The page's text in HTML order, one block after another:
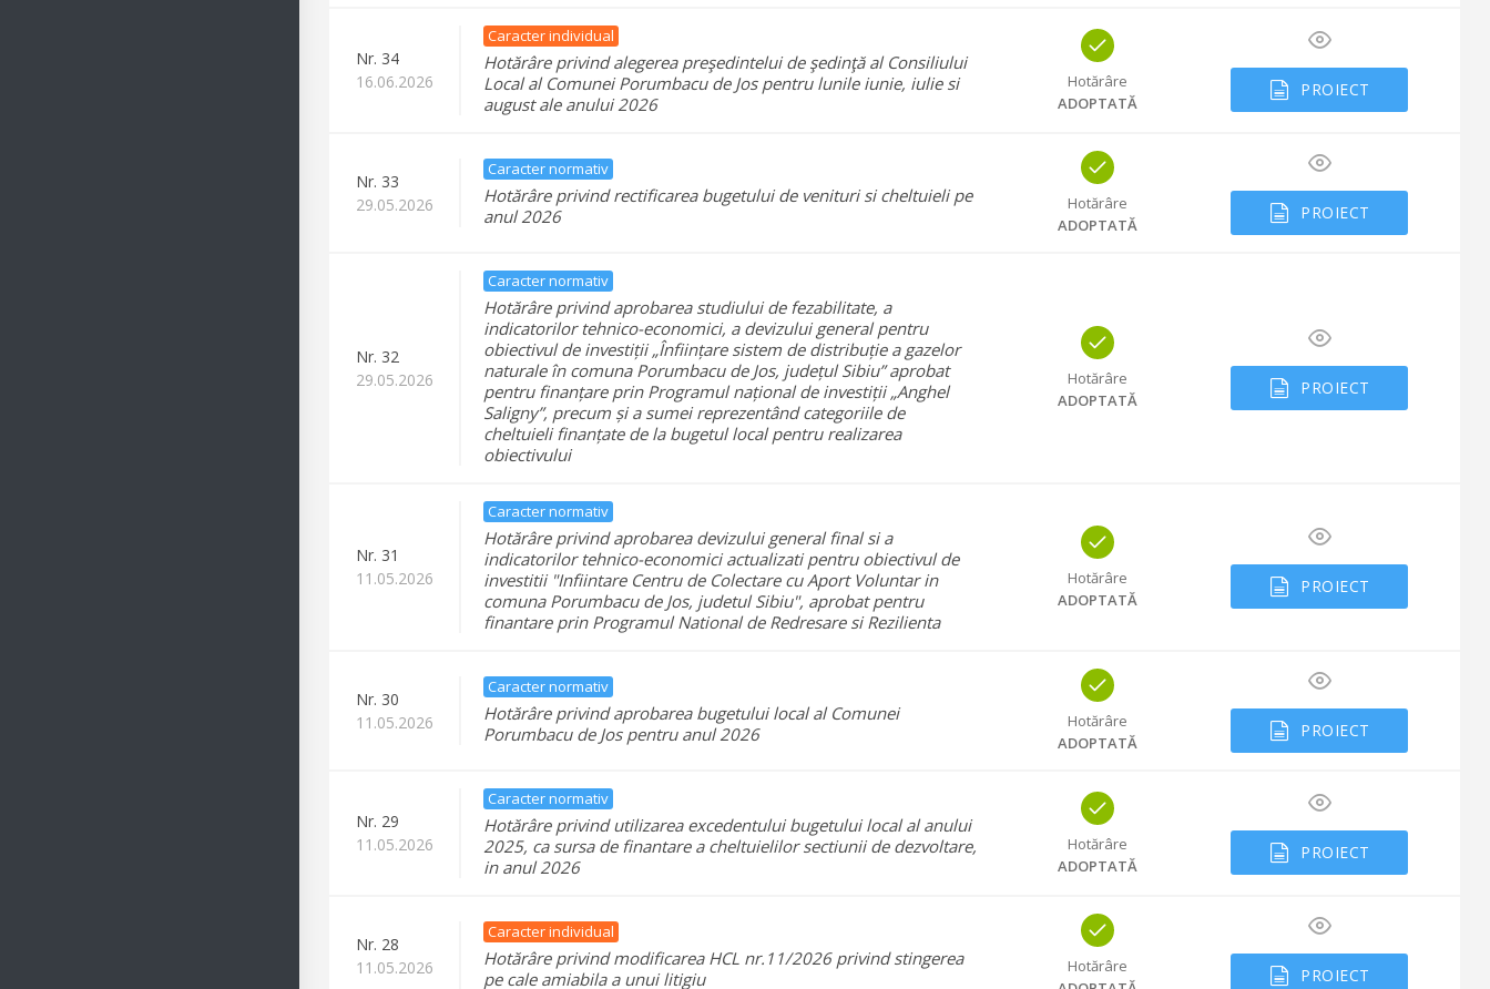
Nr. 34
16.06.2026
Caracter individual
Hotărâre privind alegerea preşedintelui de şedinţă al Consiliului
Local al Comunei Porumbacu de Jos pentru lunile iunie, iulie si
august ale anului 2026
Hotărâre
ADOPTATĂ
PROIECT
Nr. 33
29.05.2026
Caracter normativ
Hotărâre privind rectificarea bugetului de venituri si cheltuieli pe
anul 2026
Hotărâre
ADOPTATĂ
PROIECT
Nr. 32
29.05.2026
Caracter normativ
Hotărâre privind aprobarea studiului de fezabilitate, a
indicatorilor tehnico-economici, a devizului general pentru
obiectivul de investiții „Înființare sistem de distribuție a gazelor
naturale în comuna Porumbacu de Jos, județul Sibiu” aprobat
pentru finanțare prin Programul național de investiții „Anghel
Saligny”, precum și a sumei reprezentând categoriile de
cheltuieli finanțate de la bugetul local pentru realizarea
obiectivului
Hotărâre
ADOPTATĂ
PROIECT
Nr. 31
11.05.2026
Caracter normativ
Hotărâre privind aprobarea devizului general final si a
indicatorilor tehnico-economici actualizati pentru obiectivul de
investitii "Infiintare Centru de Colectare cu Aport Voluntar in
comuna Porumbacu de Jos, judetul Sibiu", aprobat pentru
finantare prin Programul National de Redresare si Rezilienta
Hotărâre
ADOPTATĂ
PROIECT
Nr. 30
11.05.2026
Caracter normativ
Hotărâre privind aprobarea bugetului local al Comunei
Porumbacu de Jos pentru anul 2026
Hotărâre
ADOPTATĂ
PROIECT
Nr. 29
11.05.2026
Caracter normativ
Hotărâre privind utilizarea excedentului bugetului local al anului
2025, ca sursa de finantare a cheltuielilor sectiunii de dezvoltare,
in anul 2026
Hotărâre
ADOPTATĂ
PROIECT
Nr. 28
11.05.2026
Caracter individual
Hotărâre privind modificarea HCL nr.11/2026 privind stingerea
pe cale amiabila a unui litigiu
Hotărâre
PROIECT